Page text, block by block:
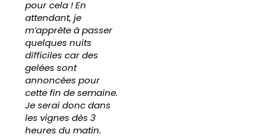
pour cela ! En
attendant, je
m’apprête à passer
quelques nuits
difficiles car des
gelées sont
annoncées pour
cette fin de semaine.
Je serai donc dans
les vignes dès 3
heures du matin.